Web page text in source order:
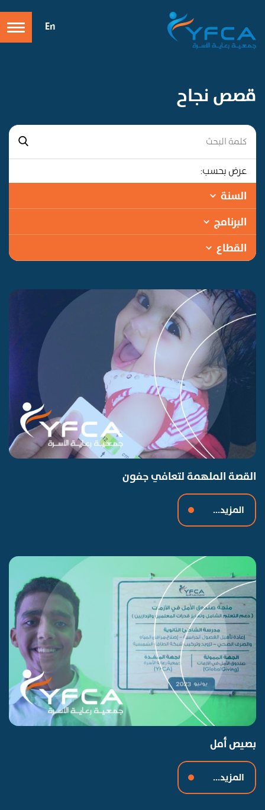
En
قصص نجاح
عرض بحسب:
السنة
البرنامج
القطاع
القصة الملهمة لتعافي جفون
المزيد...
بصيص أمل
المزيد...